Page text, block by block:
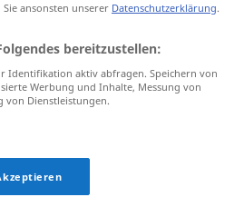
ansonsten unserer Datenschutzerklärung.
bereitzustellen:
Identifikation aktiv abfragen. Speichern von
Werbung und Inhalte, Messung von
von Dienstleistungen.